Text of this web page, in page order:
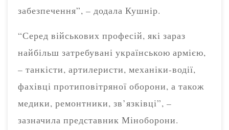
забезпечення”, – додала Кушнір.
“Серед військових професій, які зараз
найбільш затребувані українською армією,
– танкісти, артилеристи, механіки-водії,
фахівці протиповітряної оборони, а також
медики, ремонтники, зв’язківці”, –
зазначила представник Міноборони.